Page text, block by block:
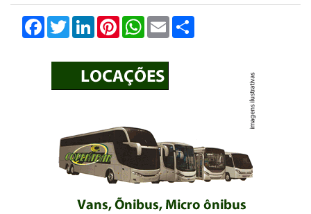
FacebookTwitterLinkedInPinterestWhatsApp
Email